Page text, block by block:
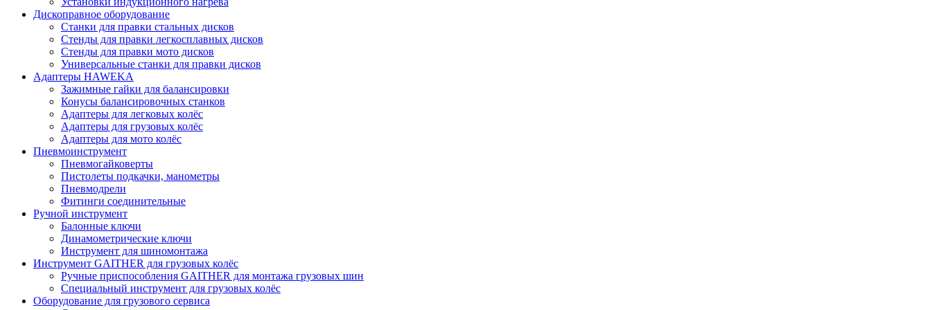
Дископравное оборудование
Станки для правки стальных дисков
Стенды для правки легкосплавных дисков
Стенды для правки мото дисков
Универсальные станки для правки дисков
Адаптеры HAWEKA
Зажимные гайки для балансировки
Конусы балансировочных станков
Адаптеры для легковых колёс
Адаптеры для грузовых колёс
Адаптеры для мото колёс
Пневмоинструмент
Пневмогайковерты
Пистолеты подкачки, манометры
Пневмодрели
Фитинги соединительные
Ручной инструмент
Балонные ключи
Динамометрические ключи
Инструмент для шиномонтажа
Инструмент GAITHER для грузовых колёс
Ручные приспособления GAITHER для монтажа грузовых шин
Специальный инструмент для грузовых колёс
Оборудование для грузового сервиса